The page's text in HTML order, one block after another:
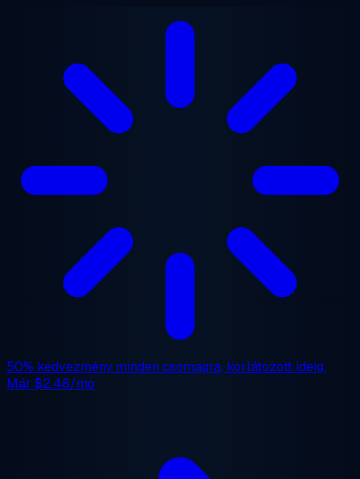
50% kedvezmény minden csomagra, korlátozott ideig.
Már $2.48/mo